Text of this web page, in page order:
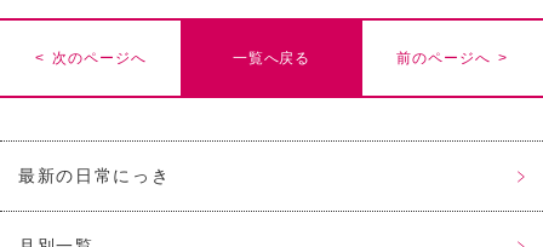
最新の日常にっき
< 次のページへ 一覧へ戻る 前のページへ >